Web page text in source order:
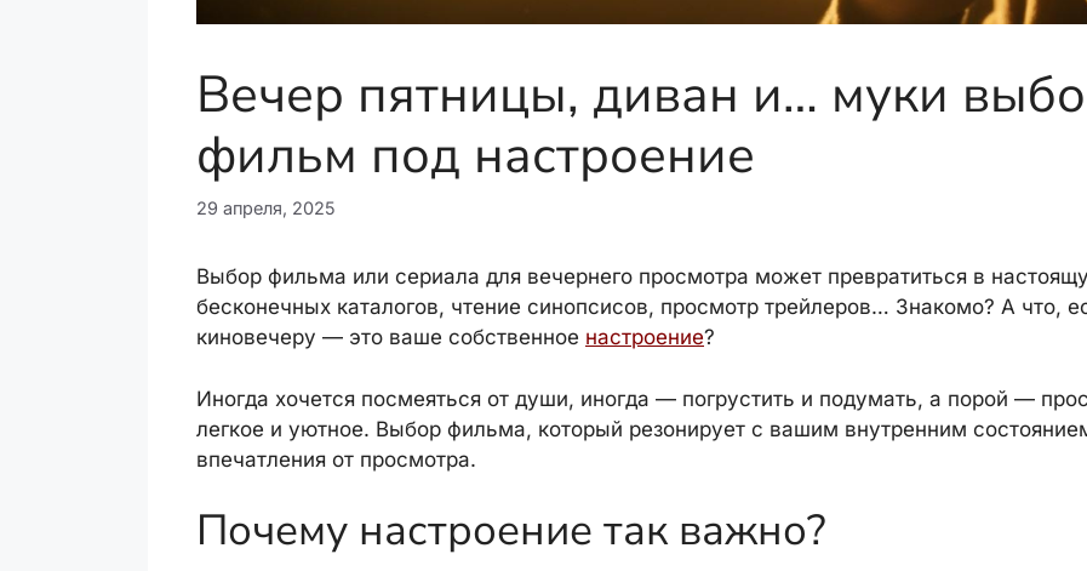
Вечер пятницы, диван и… муки
фильм под настроение
29 апреля, 2025
Выбор фильма или сериала для вечернего просмотра может превратиться в
бесконечных каталогов, чтение синопсисов, просмотр трейлеров… Знакомо? А что,
киновечеру — это ваше собственное настроение?
Иногда хочется посмеяться от души, иногда — погрустить и подумать, а порой —
легкое и уютное. Выбор фильма, который резонирует с вашим внутренним
впечатления от просмотра.
Почему настроение так важно?